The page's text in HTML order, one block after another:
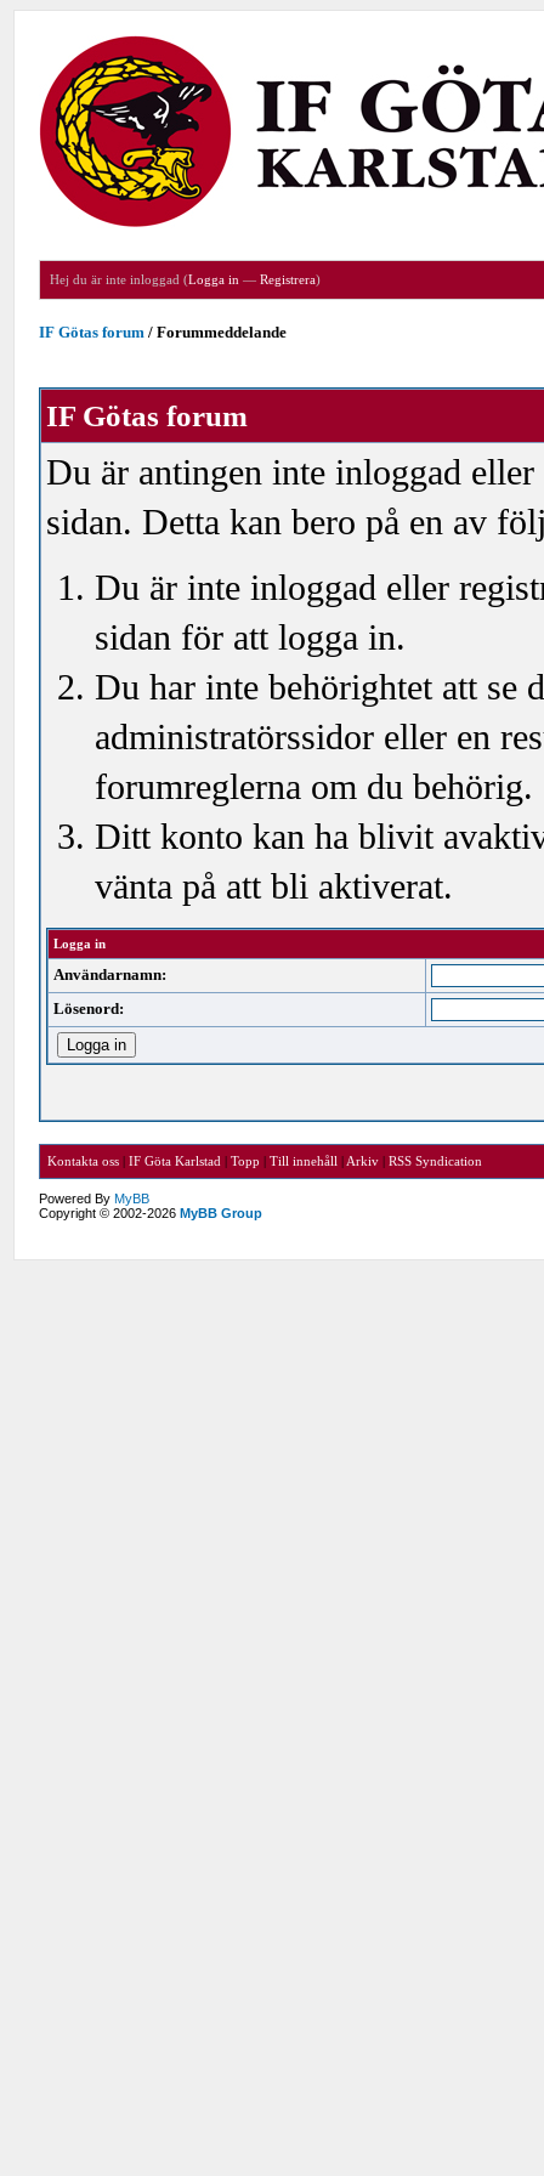
Hej du är inte inloggad (Logga in —Registrera)
IF Götas forum /Forummeddelande
IF Götas forum
Du är antingen inte inloggad
sidan. Detta kan bero på en av
Du är inte inloggad eller
sidan för att logga in.
Du har inte behörightet att se
administratörssidor eller en
forumreglerna om du behörig.
Ditt konto kan ha blivit
vänta på att bli aktiverat.
Logga in
Användarnamn:
Lösenord:
Kontakta oss |IF Göta Karlstad |Topp |Till innehåll | Arkiv |RSS Syndication
Powered ByMyBB
Copyright © 2002-2026MyBB Group